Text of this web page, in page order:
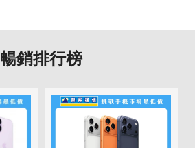
暢銷排行榜